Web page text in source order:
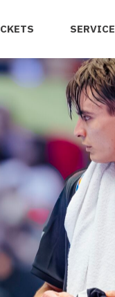
SERVICE